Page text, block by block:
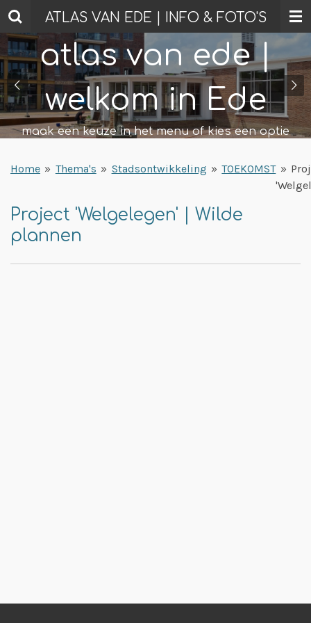
Ga
direct
naar
de
hoofdinhoud
ATLAS VAN EDE | INFO & FOTO'S
atlas van ede |
welkom in Ede
maak een keuze in het menu of kies een optie
Home » Thema's » Stadsontwikkeling » TOEKOMST »
Project 'Welgelegen' | Wilde
plannen